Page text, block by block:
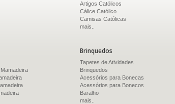
Artigos Católicos
Cálice Católico
Camisas Católicas
mais..
Brinquedos
Tapetes de Atividades
Brinquedos
Acessórios para Bonecas
Acessórios para Bonecos
Baralho
mais..